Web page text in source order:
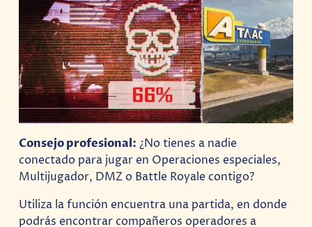
Consejo profesional: ¿No tienes a nadie
conectado para jugar en Operaciones especiales,
Multijugador, DMZ o Battle Royale contigo?
Utiliza la función encuentra una partida, en donde
podrás encontrar compañeros operadores a